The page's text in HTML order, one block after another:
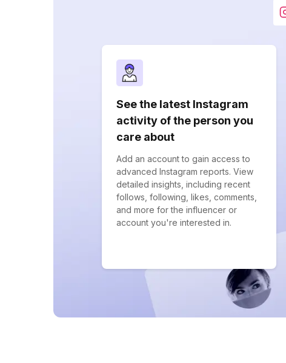
See the latest Instagram
activity of the person you
care about
Add an account to gain access to
advanced Instagram reports. View
detailed insights, including recent
follows, following, likes, comments,
and more for the influencer or
account you're interested in.